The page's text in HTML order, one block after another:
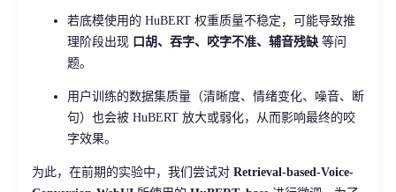
若底模使用的 HuBERT 权重质量不稳定，可能导致推
理阶段出现 口胡、吞字、咬字不准、辅音残缺 等问
题。
用户训练的数据集质量（清晰度、情绪变化、噪音、断
句）也会被 HuBERT 放大或弱化，从而影响最终的咬
字效果。
为此，在前期的实验中，我们尝试对 Retrieval-based-Voice-